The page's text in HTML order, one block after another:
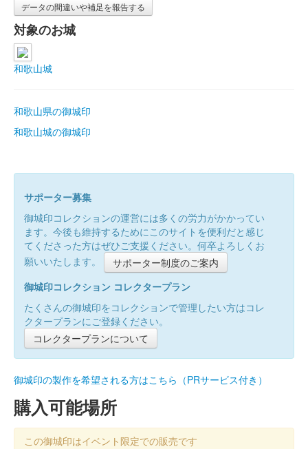
データの間違いや補足を報告する
対象のお城
和歌山城
和歌山県の御城印
和歌山城の御城印
サポーター募集
御城印コレクションの運営には多くの労力がかかってい
ます。今後も維持するためにこのサイトを便利だと感じ
てくださった方はぜひご支援ください。何卒よろしくお
願いいたします。
サポーター制度のご案内
御城印コレクション コレクタープラン
たくさんの御城印をコレクションで管理したい方はコレ
クタープランにご登録ください。
コレクタープランについて
御城印の製作を希望される方はこちら（PRサービス付き）
購入可能場所
この御城印はイベント限定での販売です